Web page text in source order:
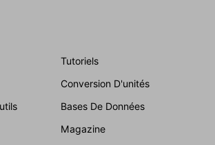
Tutoriels
Conversion D'unités
Bases De Données
Magazine